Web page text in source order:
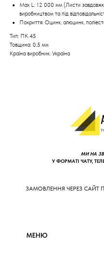
Max L: 12 000 мм (Листи
виробництвом та під
Покриття: Оцинк, алюцинк,
Тип: ПК 45
Товщина: 0,5 мм
Країна виробник: Україна
МИ НА
У ФОРМАТІ ЧАТУ,
МЕНЮ
ЗАМОВЛЕННЯ ЧЕРЕЗ